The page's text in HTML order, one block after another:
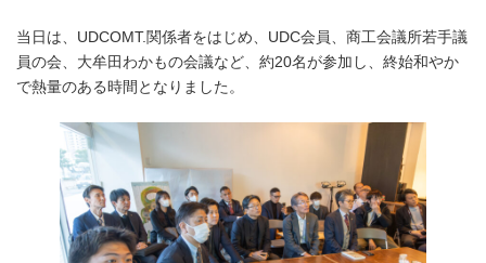
当日は、UDCOMT.関係者をはじめ、UDC会員、商工会議所若手議
員の会、大牟田わかもの会議など、約20名が参加し、終始和やか
で熱量のある時間となりました。